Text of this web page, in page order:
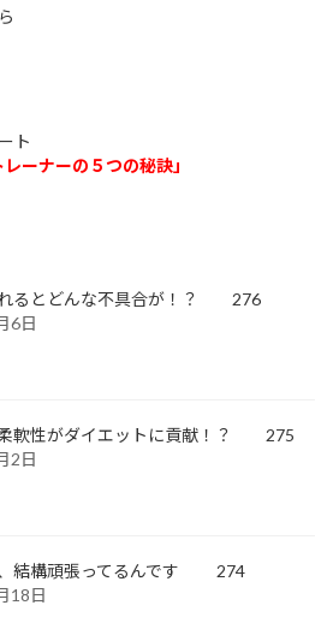
ト
ーナーの５つの秘訣」
るとどんな不具合が！？ 276
6日
軟性がダイエットに貢献！？ 275
2日
、結構頑張ってるんです 274
18日